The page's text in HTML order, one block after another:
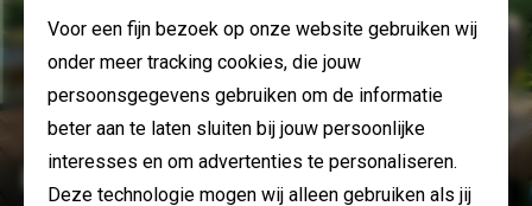
Voor een fijn bezoek op onze website gebruiken wij
onder meer tracking cookies, die jouw
persoonsgegevens gebruiken om de informatie
beter aan te laten sluiten bij jouw persoonlijke
interesses en om advertenties te personaliseren.
Deze technologie mogen wij alleen gebruiken als jij
Plus de luxe